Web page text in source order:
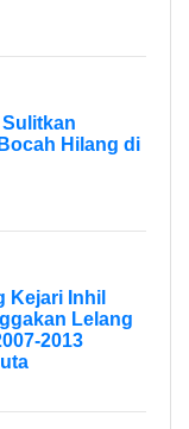
Hilang di
Kejari Inhil
Lelang
2013